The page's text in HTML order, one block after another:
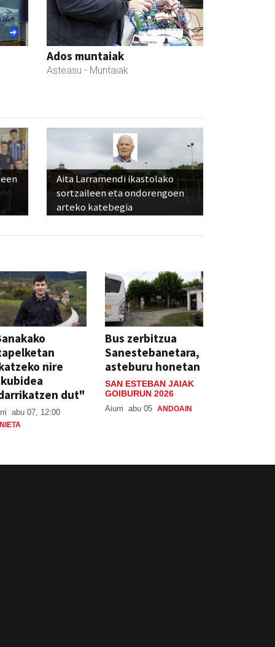
Ados muntaiak
Asteasu - Muntaiak
Aita Larramendi ikastolako
sortzaileen eta ondorengoen
arteko katebegia
nire
dut"
abu 07, 12:00
Bus zerbitzua
Sanestebanetara,
asteburu honetan
SAN ESTEBAN JAIAK
GOIBURUN 2026
Aiurri abu 05 ANDOAIN